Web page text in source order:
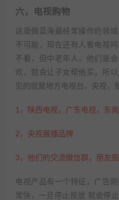
六，电视购物
这是做蓝海最经常操作的领
不可能，现在还有人看电视
不看，但中老年人，他们是
欢，就会让子女帮他买，所
见的就是地方电视台，央视，
1，陕西电视，广东电视，东
2，央视展播品牌
3，他们的交流微信群，朋友
电视产品有一个特征，广告
常快，一旦停止投放 就会停